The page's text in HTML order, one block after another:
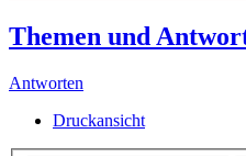
Themen und
Antworten
Druckansicht